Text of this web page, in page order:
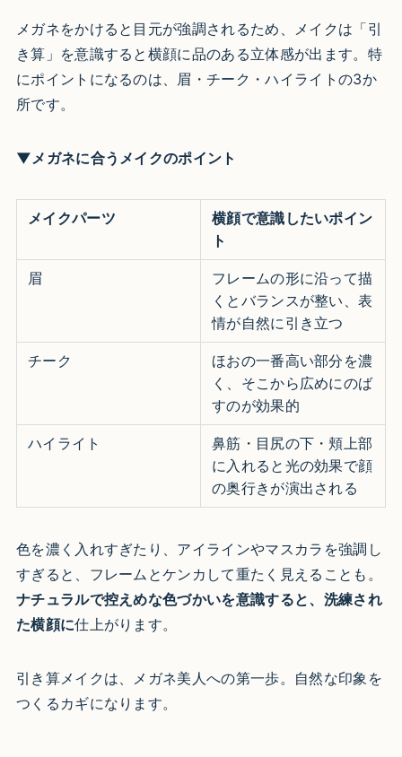
メガネをかけると目元が強調されるため、メイクは「引
き算」を意識すると横顔に品のある立体感が出ます。特
にポイントになるのは、眉・チーク・ハイライトの3か
所です。
▼メガネに合うメイクのポイント
メイクパーツ
横顔で意識したいポイン
ト
眉
フレームの形に沿って描
くとバランスが整い、表
情が自然に引き立つ
チーク
ほおの一番高い部分を濃
く、そこから広めにのば
すのが効果的
ハイライト
鼻筋・目尻の下・頬上部
に入れると光の効果で顔
の奥行きが演出される
色を濃く入れすぎたり、アイラインやマスカラを強調し
すぎると、フレームとケンカして重たく見えることも。
ナチュラルで控えめな色づかいを意識すると、洗練され
た横顔に仕上がります。
引き算メイクは、メガネ美人への第一歩。自然な印象を
つくるカギになります。